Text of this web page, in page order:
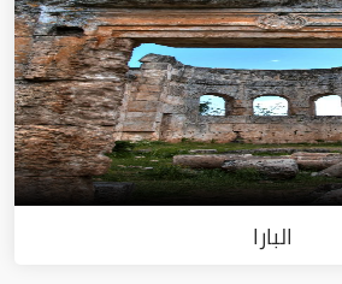
البارا